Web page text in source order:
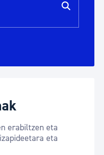
erabiltzen eta
eta